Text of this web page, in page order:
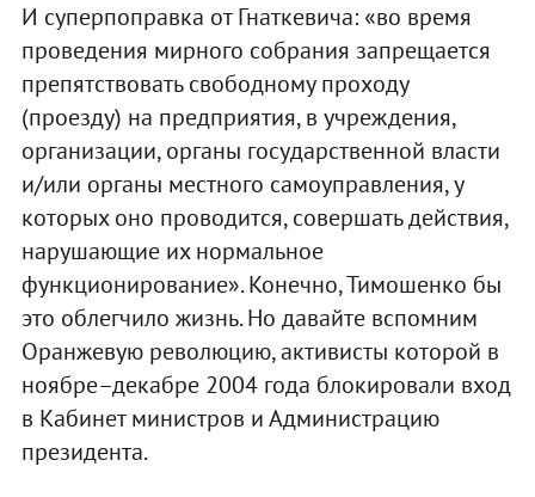
И суперпоправка от Гнаткевича: «во время
проведения мирного собрания запрещается
препятствовать свободному проходу
(проезду) на предприятия, в учреждения,
организации, органы государственной власти
и/или органы местного самоуправления, у
которых оно проводится, совершать действия,
нарушающие их нормальное
функционирование». Конечно, Тимошенко бы
это облегчило жизнь. Но давайте вспомним
Оранжевую революцию, активисты которой в
ноябре–декабре 2004 года блокировали вход
в Кабинет министров и Администрацию
президента.